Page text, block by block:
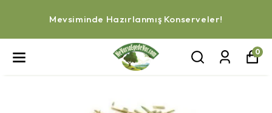
Mevsiminde Hazırlanmış Konserveler!
0